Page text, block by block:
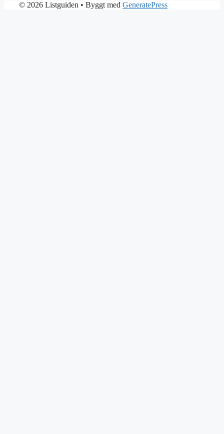
© 2026 Listguiden • Byggt med GeneratePress